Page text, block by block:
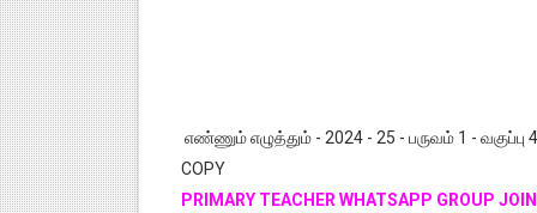
எண்ணும் எழுத்தும் - 2024 - 25 - பருவம் 1 - வகுப்பு
COPY
PRIMARY TEACHER WHATSAPP GROUP